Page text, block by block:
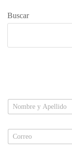
Buscar